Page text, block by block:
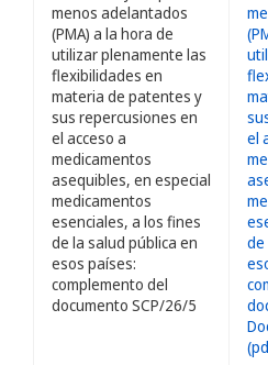
menos adelantados
(PMA) a la hora de
utilizar plenamente las
flexibilidades en
materia de patentes y
sus repercusiones en
el acceso a
medicamentos
asequibles, en especial
medicamentos
esenciales, a los fines
de la salud pública en
esos países:
complemento del
documento SCP/26/5